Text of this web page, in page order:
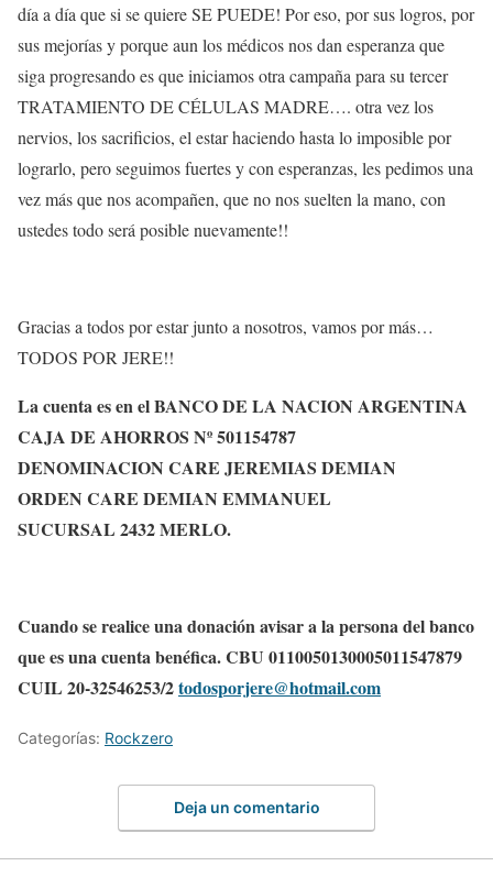
día a día que si se quiere SE PUEDE! Por eso, por sus logros, por
sus mejorías y porque aun los médicos nos dan esperanza que
siga progresando es que iniciamos otra campaña para su tercer
TRATAMIENTO DE CÉLULAS MADRE…. otra vez los
nervios, los sacrificios, el estar haciendo hasta lo imposible por
lograrlo, pero seguimos fuertes y con esperanzas, les pedimos una
vez más que nos acompañen, que no nos suelten la mano, con
ustedes todo será posible nuevamente!!
Gracias a todos por estar junto a nosotros, vamos por más…
TODOS POR JERE!!
La cuenta es en el BANCO DE LA NACION ARGENTINA
CAJA DE AHORROS Nº 501154787
DENOMINACION CARE JEREMIAS DEMIAN
ORDEN CARE DEMIAN EMMANUEL
SUCURSAL 2432 MERLO.
Cuando se realice una donación avisar a la persona del banco
que es una cuenta benéfica. CBU 0110050130005011547879
CUIL 20-32546253/2todosporjere@hotmail.com
Categorías: Rockzero
Deja un comentario